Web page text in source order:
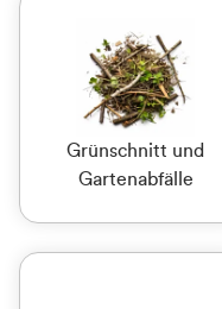
Grünschnitt und
Gartenabfälle